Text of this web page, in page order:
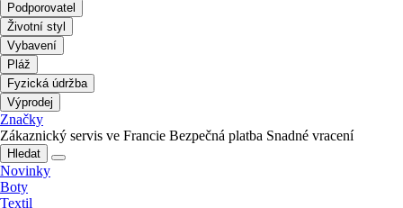
Podporovatel
Životní styl
Vybavení
Pláž
Fyzická údržba
Výprodej
Značky
Zákaznický servis ve Francie Bezpečná platba Snadné vracení
Hledat
Novinky
Boty
Textil